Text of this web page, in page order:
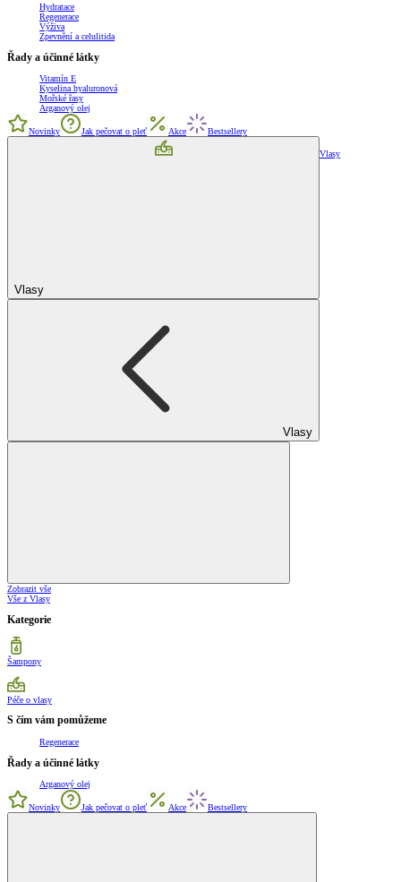
Hydratace
Regenerace
Výživa
Zpevnění a celulitida
Řady a účinné látky
Vitamín E
Kyselina hyaluronová
Mořské řasy
Arganový olej
Novinky Jak pečovat o pleť Akce Bestsellery
Vlasy
Vlasy
Vlasy
Zobrazit vše
Vše z Vlasy
Kategorie
Šampony
Péče o vlasy
S čím vám pomůžeme
Regenerace
Řady a účinné látky
Arganový olej
Novinky Jak pečovat o pleť Akce Bestsellery